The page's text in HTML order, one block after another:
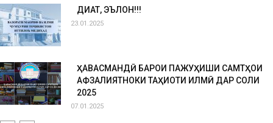
ДИҚҚАТ, ЭЪЛОН!!!
23.01.2025
ҲАВАСМАНДӢ БАРОИ ПАЖУҲИШИ САМТҲОИ
АФЗАЛИЯТНОКИ ТАҲҚИҚОТИ ИЛМӢ ДАР СОЛИ
2025
07.01.2025